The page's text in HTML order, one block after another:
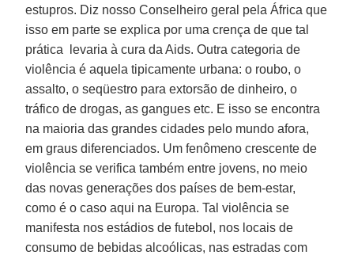
estupros. Diz nosso Conselheiro geral pela África que
isso em parte se explica por uma crença de que tal
prática levaria à cura da Aids. Outra categoria de
violência é aquela tipicamente urbana: o roubo, o
assalto, o seqüestro para extorsão de dinheiro, o
tráfico de drogas, as gangues etc. E isso se encontra
na maioria das grandes cidades pelo mundo afora,
em graus diferenciados. Um fenômeno crescente de
violência se verifica também entre jovens, no meio
das novas generações dos países de bem-estar,
como é o caso aqui na Europa. Tal violência se
manifesta nos estádios de futebol, nos locais de
consumo de bebidas alcoólicas, nas estradas com